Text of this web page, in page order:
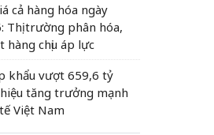
cả hàng hóa ngày
Thị trường phân hóa,
hàng chịu áp lực
khẩu vượt 659,6 tỷ
hiệu tăng trưởng mạnh
Việt Nam